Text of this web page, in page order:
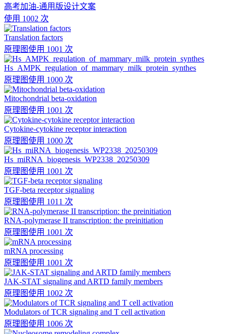
高考加油-通用版设计文案
使用 1002 次
Translation factors
原理图使用 1001 次
Hs_AMPK_regulation_of_mammary_milk_protein_synthes
原理图使用 1000 次
Mitochondrial beta-oxidation
原理图使用 1001 次
Cytokine-cytokine receptor interaction
原理图使用 1000 次
Hs_miRNA_biogenesis_WP2338_20250309
原理图使用 1001 次
TGF-beta receptor signaling
原理图使用 1011 次
RNA-polymerase II transcription: the preinitiation
原理图使用 1001 次
mRNA processing
原理图使用 1001 次
JAK-STAT signaling and ARTD family members
原理图使用 1002 次
Modulators of TCR signaling and T cell activation
原理图使用 1006 次